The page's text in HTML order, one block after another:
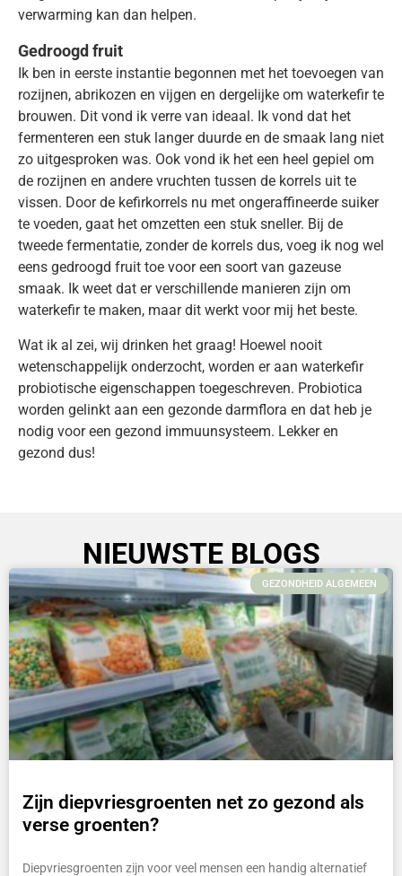
verwarming kan dan helpen.
Gedroogd fruit
Ik ben in eerste instantie begonnen met het toevoegen van
rozijnen, abrikozen en vijgen en dergelijke om waterkefir te
brouwen. Dit vond ik verre van ideaal. Ik vond dat het
fermenteren een stuk langer duurde en de smaak lang niet
zo uitgesproken was. Ook vond ik het een heel gepiel om
de rozijnen en andere vruchten tussen de korrels uit te
vissen. Door de kefirkorrels nu met ongeraffineerde suiker
te voeden, gaat het omzetten een stuk sneller. Bij de
tweede fermentatie, zonder de korrels dus, voeg ik nog wel
eens gedroogd fruit toe voor een soort van gazeuse
smaak. Ik weet dat er verschillende manieren zijn om
waterkefir te maken, maar dit werkt voor mij het beste.
Wat ik al zei, wij drinken het graag! Hoewel nooit
wetenschappelijk onderzocht, worden er aan waterkefir
probiotische eigenschappen toegeschreven. Probiotica
worden gelinkt aan een gezonde darmflora en dat heb je
nodig voor een gezond immuunsysteem. Lekker en
gezond dus!
NIEUWSTE BLOGS
GEZONDHEID ALGEMEEN
Zijn diepvriesgroenten net zo gezond als
verse groenten?
Diepvriesgroenten zijn voor veel mensen een handig alternatief